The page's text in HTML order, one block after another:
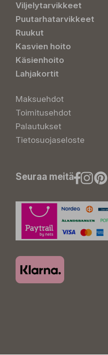
Viljelytarvikkeet
Puutarhatarvikkeet
Ruukut
Kasvien hoito
Käsienhoito
Lahjakortit
Maksuehdot
Toimitusehdot
Palautukset
Tietosuojaseloste
Seuraa meitä